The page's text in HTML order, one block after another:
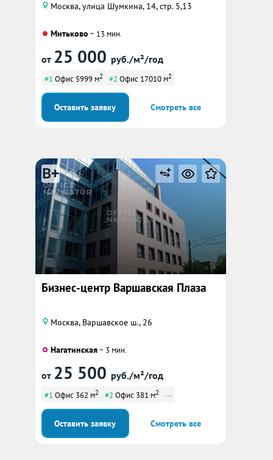
Москва, улица Шумкина, 14, стр. 5,13
Митьково ~ 13 мин.
от 25 000 руб./м²/год
#1 Офис 5999 м2 #2 Офис 17010 м2
Оставить заявку Смотреть все
B+
Бизнес-центр Варшавская Плаза
Москва, Варшавское ш., 26
Нагатинская~ 3 мин.
от 25 500 руб./м²/год
#1 Офис 362 м2 #2 Офис 381 м2 ...
Оставить заявку Смотреть все